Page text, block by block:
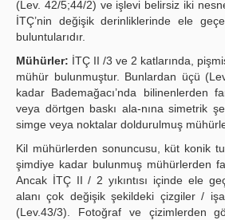
(Lev. 42/5;44/2) ve işlevi belirsiz iki
İTÇ’nin değişik derinliklerinde ele
buluntularıdır.
Mühürler: İTÇ II /3 ve 2 katlarında,
mühür bulunmuştur. Bunlardan üçü
kadar Bademağacı’nda bilinenlerden
veya dörtgen baskı ala-nına simetrik
simge veya noktalar doldurulmuş
Kil mühürlerden sonuncusu, küt konik
şimdiye kadar bulunmuş mühürlerden
Ancak İTÇ II / 2 yıkıntısı içinde ele
alanı çok değişik şekildeki çizgiler /
(Lev.43/3). Fotoğraf ve çizimlerden